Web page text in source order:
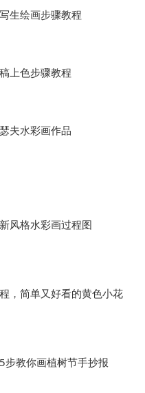
生绘画步骤教程
上色步骤教程
夫水彩画作品
风格水彩画过程图
，简单又好看的黄色小花
步教你画植树节手抄报